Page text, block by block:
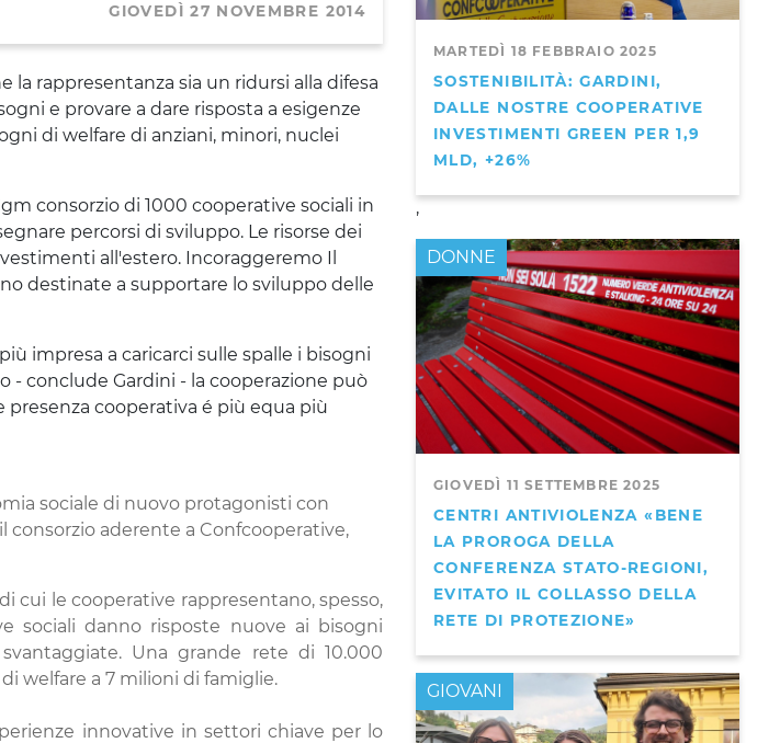
GIOVEDÌ 27 NOVEMBRE 2014
la rappresentanza sia un ridursi alla difesa
e provare a dare risposta a esigenze
di welfare di anziani, minori, nuclei
consorzio di 1000 cooperative sociali in
percorsi di sviluppo. Le risorse dei
all'estero. Incoraggeremo Il
destinate a supportare lo sviluppo delle
impresa a caricarci sulle spalle i bisogni
- conclude Gardini - la cooperazione può
cooperativa é più equa più
sociale di nuovo protagonisti con
consorzio aderente a Confcooperative,
cui le cooperative rappresentano, spesso,
sociali danno risposte nuove ai bisogni
Una grande rete di 10.000
welfare a 7 milioni di famiglie.
innovative in settori chiave per lo
MARTEDÌ 18 FEBBRAIO 2025
SOSTENIBILITÀ: GARDINI,
DALLE NOSTRE COOPERATIVE
INVESTIMENTI GREEN PER 1,9
MLD, +26%
,
GIOVEDÌ 11 SETTEMBRE 2025
CENTRI ANTIVIOLENZA «BENE
LA PROROGA DELLA
CONFERENZA STATO-REGIONI,
EVITATO IL COLLASSO DELLA
RETE DI PROTEZIONE»
DONNE
GIOVANI